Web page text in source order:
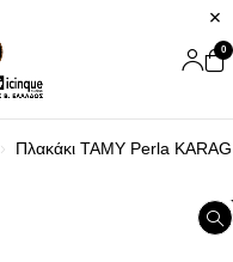
0
Πλακάκι TAMY Perla KARAG